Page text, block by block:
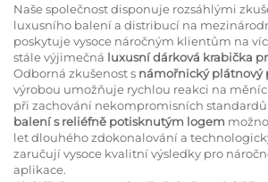
Naše společnost disponuje rozsáhlými
luxusního balení a distribucí na
poskytuje vysoce náročným klientům na
stále výjimečná luxusní dárková krabička
Odborná zkušenost s námořnický plátnový
výrobou umožňuje rychlou reakci na
při zachování nekompromisních
balení s reliéfně potisknutým logem
let dlouhého zdokonalování a
zaručují vysoce kvalitní výsledky pro
aplikace.